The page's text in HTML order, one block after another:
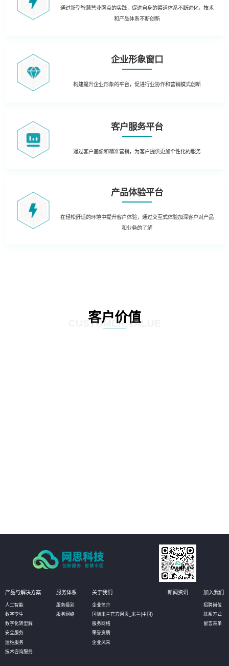
通过新型智慧营业网点的实践，促进自身的渠道体系不断进化，技术
和产品体系不断创新
企业形象窗口
构建提升企业形象的平台，促进行业协作和营销模式创新
客户服务平台
通过客户画像和精准营销，为客户提供更加个性化的服务
产品体验平台
在轻松舒适的环境中提升客户体验，通过交互式体验加深客户对产品
和业务的了解
客户价值
CUSTOMER VALUE
产品与解决方案
人工智能
数字孪生
数字化转型解
安全服务
运维服务
技术咨询服务
服务体系
服务级别
服务网络
关于我们
企业简介
国际米兰官方网页_米兰(中国)
服务网络
荣誉资质
企业风采
新闻资讯 加入我们
招聘岗位
联系方式
留言表单